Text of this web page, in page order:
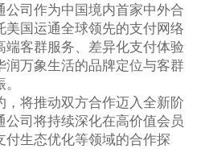
公司作为中国境内首家中外合
美国运通全球领先的支付网络
端客群服务、差异化支付体验
润万象生活的品牌定位与客群
，将推动双方合作迈入全新阶
司将持续深化在高价值会员
付生态优化等领域的合作探